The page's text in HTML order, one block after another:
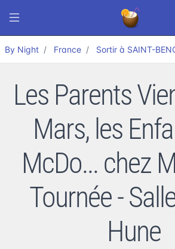
By Night France Sortir à SAINT-
Les Parents
Mars, les
McDo... chez
Tournée -
Hune